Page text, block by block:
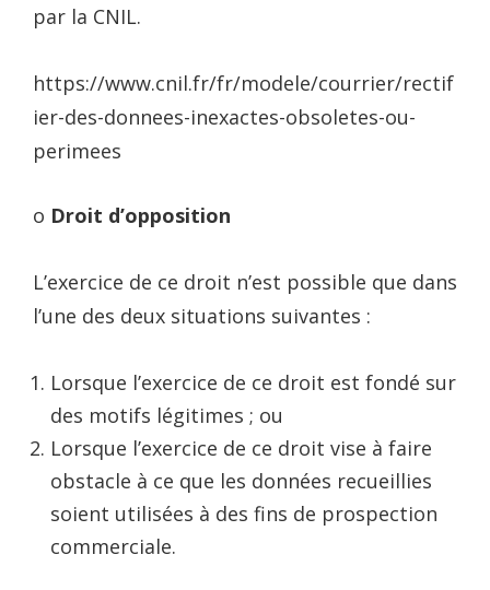
par la CNIL.
https://www.cnil.fr/fr/modele/courrier/rectif
ier-des-donnees-inexactes-obsoletes-ou-
perimees
o Droit d’opposition
L’exercice de ce droit n’est possible que dans
l’une des deux situations suivantes :
Lorsque l’exercice de ce droit est fondé sur
des motifs légitimes ; ou
Lorsque l’exercice de ce droit vise à faire
obstacle à ce que les données recueillies
soient utilisées à des fins de prospection
commerciale.